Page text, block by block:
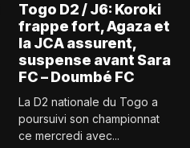
Togo D2 / J6: Koroki
frappe fort, Agaza et
la JCA assurent,
suspense avant Sara
FC – Doumbé FC
La D2 nationale du Togo a
poursuivi son championnat
ce mercredi avec...